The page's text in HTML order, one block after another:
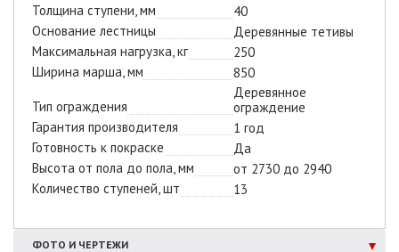
Толщина ступени, мм
40
Основание лестницы
Деревянные тетивы
Максимальная нагрузка, кг
250
Ширина марша, мм
850
Тип ограждения
Деревянное
ограждение
Гарантия производителя
1 год
Готовность к покраске
Да
Высота от пола до пола, мм
от 2730 до 2940
Количество ступеней, шт
13
ФОТО И ЧЕРТЕЖИ